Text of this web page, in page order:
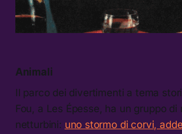
Animali
Il parco dei divertimenti a tema
Fou, a Les Épesse, ha un gruppo di
netturbini: uno stormo di corvi,